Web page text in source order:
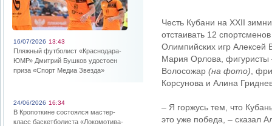
16/07/2026 13:43
Пляжный футболист «Краснодара-
ЮМР» Дмитрий Бушков удостоен
приза «Спорт Медиа Звезда»
24/06/2026 16:34
В Кропоткине состоялся мастер-
класс баскетболиста «Локомотива-
Честь Кубани на XXII
отстаивать 12
Олимпийских игр Алексей
Мария Орлова, фигуристы
Волосожар (на фото) ,
Корсунова и Алина
– Я горжусь тем, что
это уже победа, – сказал